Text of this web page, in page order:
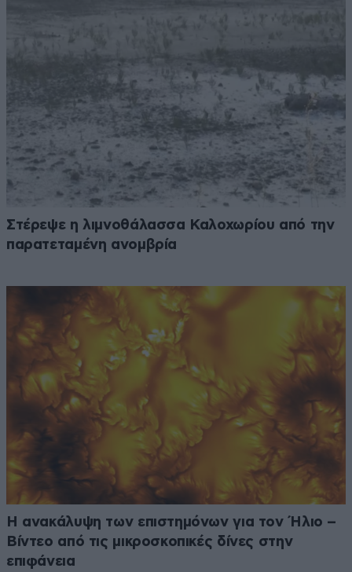
Στέρεψε η λιμνοθάλασσα Καλοχωρίου από την
παρατεταμένη ανομβρία
Η ανακάλυψη των επιστημόνων για τον Ήλιο –
Βίντεο από τις μικροσκοπικές δίνες στην
επιφάνεια